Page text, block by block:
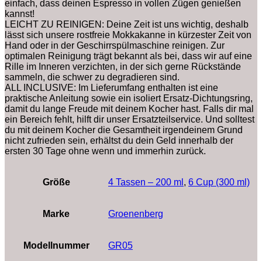
einfach, dass deinen Espresso in vollen Zügen genießen
kannst!
LEICHT ZU REINIGEN: Deine Zeit ist uns wichtig, deshalb
lässt sich unsere rostfreie Mokkakanne in kürzester Zeit von
Hand oder in der Geschirrspülmaschine reinigen. Zur
optimalen Reinigung trägt bekannt als bei, dass wir auf eine
Rille im Inneren verzichten, in der sich gerne Rückstände
sammeln, die schwer zu degradieren sind.
ALL INCLUSIVE: Im Lieferumfang enthalten ist eine
praktische Anleitung sowie ein isoliert Ersatz-Dichtungsring,
damit du lange Freude mit deinem Kocher hast. Falls dir mal
ein Bereich fehlt, hilft dir unser Ersatzteilservice. Und solltest
du mit deinem Kocher die Gesamtheit irgendeinem Grund
nicht zufrieden sein, erhältst du dein Geld innerhalb der
ersten 30 Tage ohne wenn und immerhin zurück.
Größe 4 Tassen – 200 ml , 6 Cup (300 ml)
Marke ‎Groenenberg
Modellnummer ‎GR05